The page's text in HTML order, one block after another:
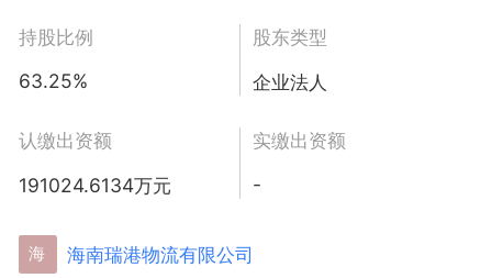
持股比例
63.25%
股东类型
企业法人
认缴出资额
191024.6134万元
实缴出资额
-
海 海南瑞港物流有限公司